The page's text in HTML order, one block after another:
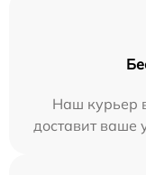
Наш курьер
доставит ваше